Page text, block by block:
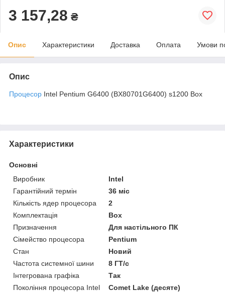
3 157,28 ₴
Опис Характеристики Доставка Оплата Умови
Опис
Процесор Intel Pentium G6400 (BX80701G6400) s1200 Box
Характеристики
Основні
Виробник
Intel
Гарантійний термін
36 міс
Кількість ядер процесора
2
Комплектація
Box
Призначення
Для настільного ПК
Сімейство процесора
Pentium
Стан
Новий
Частота системної шини
8 ГТ/с
Інтегрована графіка
Так
Покоління процесора Intel
Comet Lake (десяте)